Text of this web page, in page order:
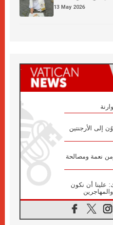
13 May 2026
إلى الأرجنتين
نعمة ومصالحة
علينا أن نكون
في أسيزي: